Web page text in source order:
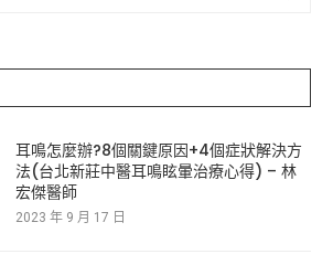
耳鳴怎麼辦?8個關鍵原因+4個症狀解決方
法(台北新莊中醫耳鳴眩暈治療心得) – 林
宏傑醫師
2023 年 9 月 17 日